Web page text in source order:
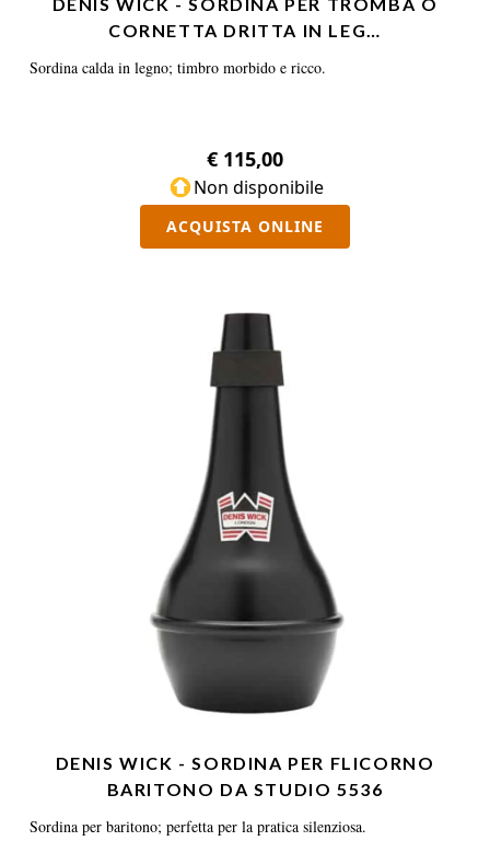
CORNETTA DRITTA IN LEG…
Sordina calda in legno; timbro morbido e ricco.
€ 115,00
Non disponibile
ACQUISTA ONLINE
DENIS WICK - SORDINA PER FLICORNO
BARITONO DA STUDIO 5536
Sordina per baritono; perfetta per la pratica silenziosa.